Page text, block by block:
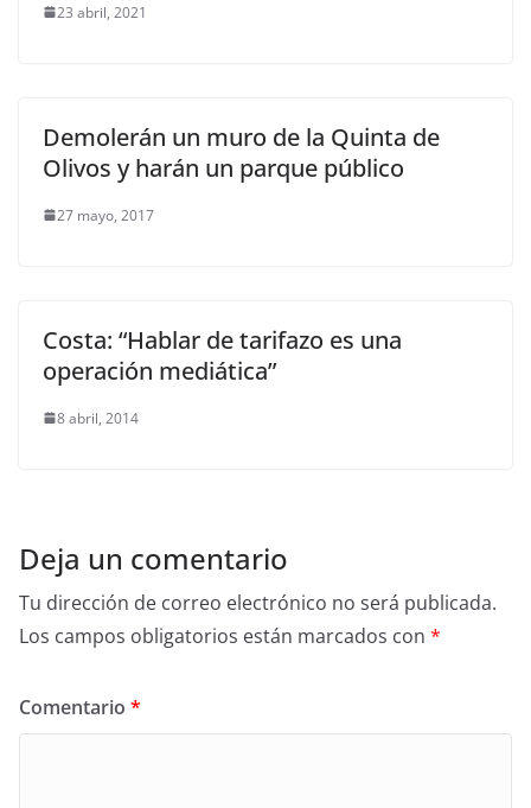
23 abril, 2021
Demolerán un muro de la Quinta de
Olivos y harán un parque público
27 mayo, 2017
Costa: “Hablar de tarifazo es una
operación mediática”
8 abril, 2014
Deja un comentario
Tu dirección de correo electrónico no será publicada.
Los campos obligatorios están marcados con *
Comentario *